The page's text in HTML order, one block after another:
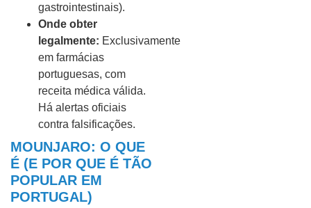
gastrointestinais).
Onde obter
legalmente: Exclusivamente
em farmácias
portuguesas, com
receita médica válida.
Há alertas oficiais
contra falsificações.
MOUNJARO: O QUE
É (E POR QUE É TÃO
POPULAR EM
PORTUGAL)